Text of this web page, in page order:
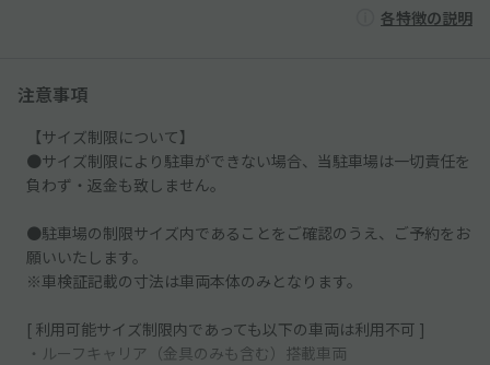
各特徴の説明
注意事項
【サイズ制限について】
●サイズ制限により駐車ができない場合、当駐車場は一切責任を
負わず・返金も致しません。
●駐車場の制限サイズ内であることをご確認のうえ、ご予約をお
願いいたします。
※車検証記載の寸法は車両本体のみとなります。
[ 利用可能サイズ制限内であっても以下の車両は利用不可 ]
・ルーフキャリア（金具のみも含む）搭載車両